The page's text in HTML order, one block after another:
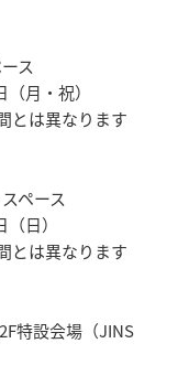
ス
月・祝）
とは異なります
ペース
日）
とは異なります
特設会場（JINS